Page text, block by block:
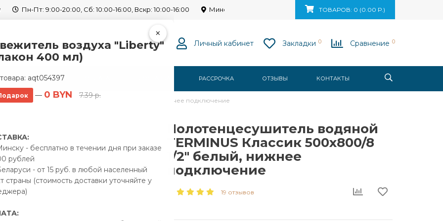
×
воздуха "Liberty"
400 мл)
aqt054397
— 0 BYN 7.39 р.
- бесплатно в течении дня при заказе
рублей
- от 15 руб. в любой населенный
страны (стоимость доставки уточняйте у
Пн-Пт: 9:00-20:00, Сб: 10:00-16:00, Вскр: 10:00-16:00 Минск, ул. Ваупшасова, д. 10, пом. 131ТОВАРОВ: 0 (0.00 Р.)
Личный кабинет Закладки 0 Сравнение 0
О НАС РАССРОЧКА ОТЗЫВЫ КОНТАКТЫ
TERMINUS Классик 500x800/8 1/2" белый, нижнее подключение
Полотенцесушитель водяной
TERMINUS Классик 500x800/8
1/2" белый, нижнее
подключение
19 отзывов